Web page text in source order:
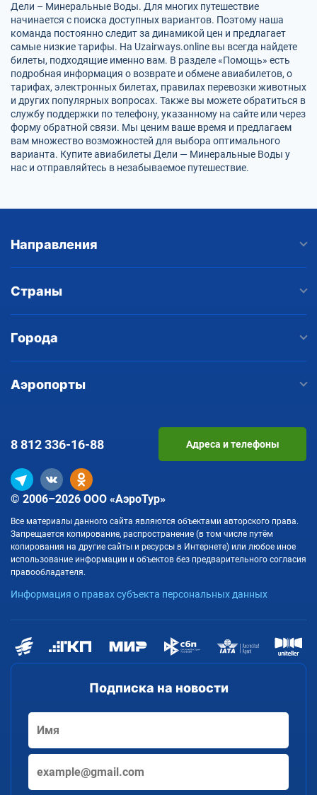
Дели – Минеральные Воды. Для многих путешествие
начинается с поиска доступных вариантов. Поэтому наша
команда постоянно следит за динамикой цен и предлагает
самые низкие тарифы. На Uzairways.online вы всегда найдете
билеты, подходящие именно вам. В разделе «Помощь» есть
подробная информация о возврате и обмене авиабилетов, о
тарифах, электронных билетах, правилах перевозки животных
и других популярных вопросах. Также вы можете обратиться в
службу поддержки по телефону, указанному на сайте или через
форму обратной связи. Мы ценим ваше время и предлагаем
вам множество возможностей для выбора оптимального
варианта. Купите авиабилеты Дели — Минеральные Воды у
нас и отправляйтесь в незабываемое путешествие.
Направления
Страны
Города
Аэропорты
Подписка на новости
© 2006–2026 ООО «АэроТур»
Все материалы данного сайта являются объектами авторского права.
Запрещается копирование, распространение (в том числе путём
копирования на другие сайты и ресурсы в Интернете) или любое иное
использование информации и объектов без предварительного согласия
правообладателя.
Информация о правах субъекта персональных данных
8 812336-16-88 Адреса и телефоны